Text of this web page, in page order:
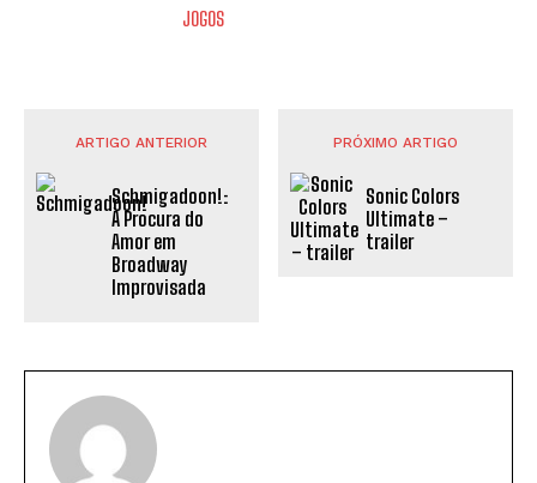
JOGOS
ARTIGO ANTERIOR
Schmigadoon!:
À Procura do
Amor em
Broadway
Improvisada
PRÓXIMO ARTIGO
Sonic Colors
Ultimate –
trailer